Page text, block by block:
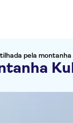
pela montanha